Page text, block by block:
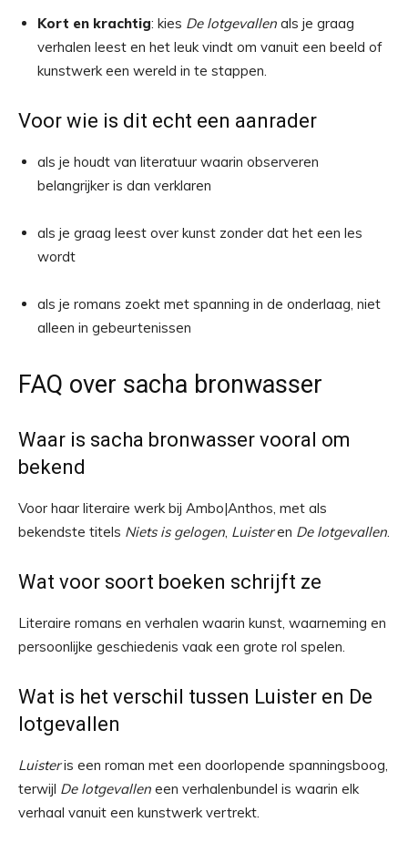
Kort en krachtig: kies De lotgevallen als je graag
verhalen leest en het leuk vindt om vanuit een beeld of
kunstwerk een wereld in te stappen.
Voor wie is dit echt een aanrader
als je houdt van literatuur waarin observeren
belangrijker is dan verklaren
als je graag leest over kunst zonder dat het een les
wordt
als je romans zoekt met spanning in de onderlaag, niet
alleen in gebeurtenissen
FAQ over sacha bronwasser
Waar is sacha bronwasser vooral om
bekend
Voor haar literaire werk bij Ambo|Anthos, met als
bekendste titels Niets is gelogen, Luisteren De lotgevallen.
Wat voor soort boeken schrijft ze
Literaire romans en verhalen waarin kunst, waarneming en
persoonlijke geschiedenis vaak een grote rol spelen.
Wat is het verschil tussen Luister en De
lotgevallen
Luisteris een roman met een doorlopende spanningsboog,
terwijl De lotgevallen een verhalenbundel is waarin elk
verhaal vanuit een kunstwerk vertrekt.